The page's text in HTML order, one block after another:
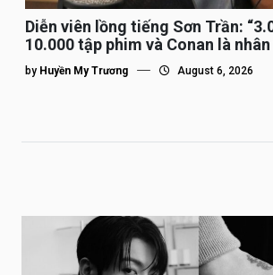
Diễn viên lồng tiếng Sơn Trần:
10.000 tập phim và Conan là nhân
nhất”
by Huyền My Trương August 6, 2026